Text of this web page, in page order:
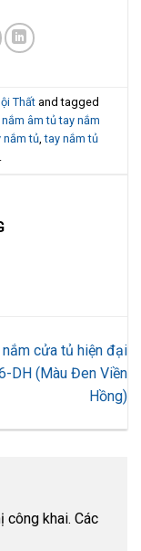
Thấtand tagged
âm tủ tay nắm
nắm tủ,tay nắm tủ
.
nắm cửa tủ hiện đại
DH (Màu Đen Viền
Hồng)
công khai. Các